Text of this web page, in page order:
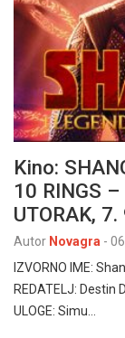
Kino:
10 RINGS
UTORAK,
Autor Novagra -
IZVORNO IME:
REDATELJ: Destin
ULOGE: Simu…